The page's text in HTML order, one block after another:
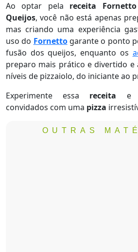
Ao optar pela receita Fornetto
Queijos, você não está apenas
mas criando uma experiência
uso do Fornettogarante o ponto
fusão dos queijos, enquanto os
preparo mais prático e divertido e
níveis de pizzaiolo, do iniciante ao
Experimente essa receita e
convidados com uma pizza
OUTRAS